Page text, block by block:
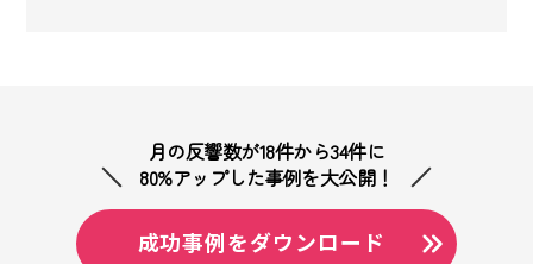
月の反響数が18件から34件に
80%アップした事例を大公開！
成功事例をダウンロード